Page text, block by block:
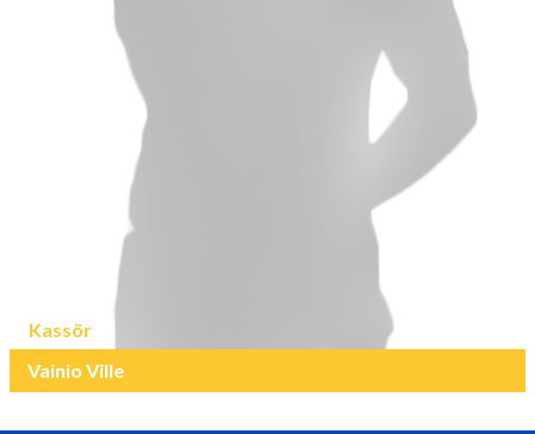
Kassör
Vainio Ville